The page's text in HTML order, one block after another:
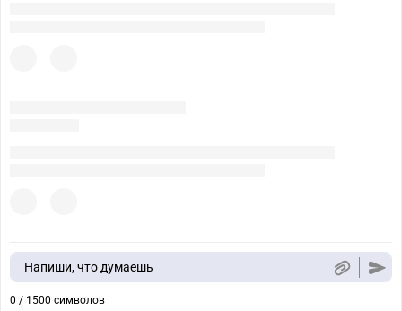
Напиши, что думаешь
0 / 1500 символов